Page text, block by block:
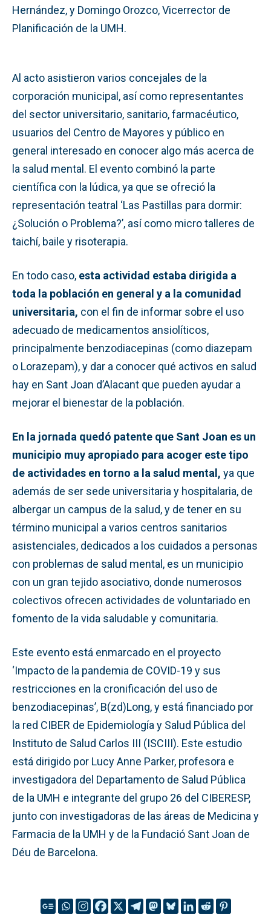
Hernández, y Domingo Orozco, Vicerrector de
Planificación de la UMH.
Al acto asistieron varios concejales de la
corporación municipal, así como representantes
del sector universitario, sanitario, farmacéutico,
usuarios del Centro de Mayores y público en
general interesado en conocer algo más acerca de
la salud mental. El evento combinó la parte
científica con la lúdica, ya que se ofreció la
representación teatral ‘Las Pastillas para dormir:
¿Solución o Problema?’, así como micro talleres de
taichí, baile y risoterapia.
En todo caso, esta actividad estaba dirigida a
toda la población en general y a la comunidad
universitaria, con el fin de informar sobre el uso
adecuado de medicamentos ansiolíticos,
principalmente benzodiacepinas (como diazepam
o Lorazepam), y dar a conocer qué activos en salud
hay en Sant Joan d’Alacant que pueden ayudar a
mejorar el bienestar de la población.
En la jornada quedó patente que Sant Joan es un
municipio muy apropiado para acoger este tipo
de actividades en torno a la salud mental, ya que
además de ser sede universitaria y hospitalaria, de
albergar un campus de la salud, y de tener en su
término municipal a varios centros sanitarios
asistenciales, dedicados a los cuidados a personas
con problemas de salud mental, es un municipio
con un gran tejido asociativo, donde numerosos
colectivos ofrecen actividades de voluntariado en
fomento de la vida saludable y comunitaria.
Este evento está enmarcado en el proyecto
‘Impacto de la pandemia de COVID-19 y sus
restricciones en la cronificación del uso de
benzodiacepinas’, B(zd)Long, y está financiado por
la red CIBER de Epidemiología y Salud Pública del
Instituto de Salud Carlos III (ISCIII). Este estudio
está dirigido por Lucy Anne Parker, profesora e
investigadora del Departamento de Salud Pública
de la UMH e integrante del grupo 26 del CIBERESP,
junto con investigadoras de las áreas de Medicina y
Farmacia de la UMH y de la Fundació Sant Joan de
Déu de Barcelona.